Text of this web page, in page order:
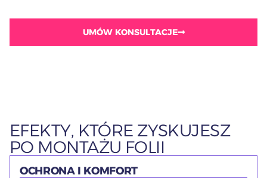
UMÓW KONSULTACJE
EFEKTY, KTÓRE ZYSKUJESZ
PO MONTAŻU FOLII
OCHRONA I KOMFORT